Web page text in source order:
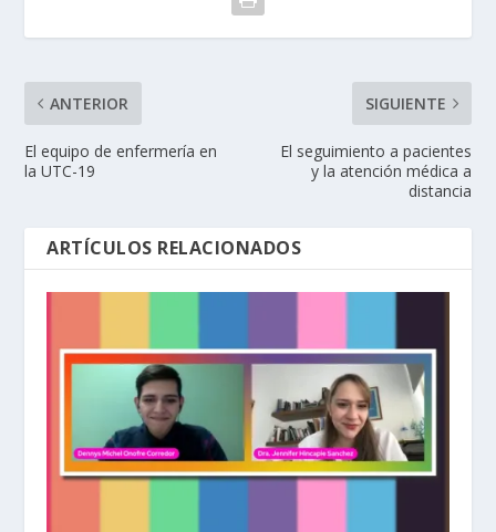
ANTERIOR
El equipo de enfermería en
la UTC-19
SIGUIENTE
El seguimiento a pacientes
y la atención médica a
distancia
ARTÍCULOS RELACIONADOS